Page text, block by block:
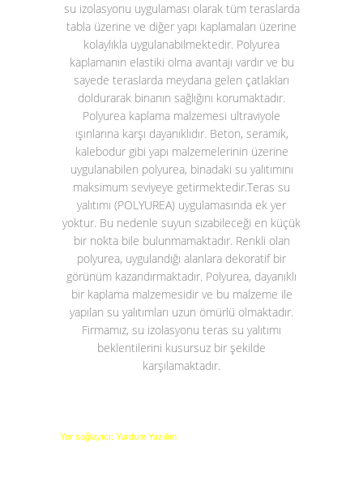
su izolasyonu uygulaması olarak tüm teraslarda
tabla üzerine ve diğer yapı kaplamaları üzerine
kolaylıkla uygulanabilmektedir. Polyurea
kaplamanın elastiki olma avantajı vardır ve bu
sayede teraslarda meydana gelen çatlakları
doldurarak binanın sağlığını korumaktadır.
Polyurea kaplama malzemesi ultraviyole
ışınlarına karşı dayanıklıdır. Beton, seramik,
kalebodur gibi yapı malzemelerinin üzerine
uygulanabilen polyurea, binadaki su yalıtımını
maksimum seviyeye getirmektedir.Teras su
yalıtımı (POLYUREA) uygulamasında ek yer
yoktur. Bu nedenle suyun sızabileceği en küçük
bir nokta bile bulunmamaktadır. Renkli olan
polyurea, uygulandığı alanlara dekoratif bir
görünüm kazandırmaktadır. Polyurea, dayanıklı
bir kaplama malzemesidir ve bu malzeme ile
yapılan su yalıtımları uzun ömürlü olmaktadır.
Firmamız, su izolasyonu teras su yalıtımı
beklentilerini kusursuz bir şekilde
karşılamaktadır.
Yer sağlayıcı: Yurdum Yazılım